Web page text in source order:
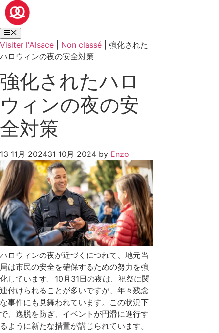
Visiter l'Alsace Non classé
強化された
ハロウィンの夜の安全対策
強化されたハロ
ウィンの夜の安
全対策
13 11月 202431 10月 2024 by Enzo
ハロウィンの夜が近づくにつれて、地元当
局は市民の安全を確保するための努力を強
化しています。10月31日の夜は、祝祭に関
連付けられることが多いですが、年々残念
な事件にも見舞われています。この状況下
で、逸脱を防ぎ、イベントが円滑に進行す
るように新たな措置が講じられています。